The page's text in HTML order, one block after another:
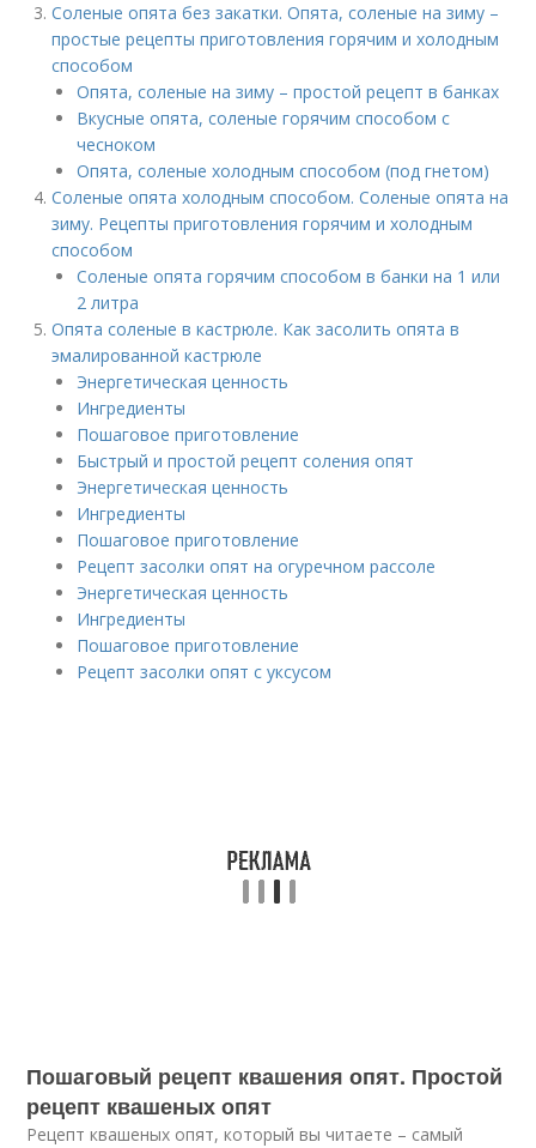
Соленые опята без закатки. Опята, соленые на зиму –
простые рецепты приготовления горячим и холодным
способом
Опята, соленые на зиму – простой рецепт в банках
Вкусные опята, соленые горячим способом с
чесноком
Опята, соленые холодным способом (под гнетом)
Соленые опята холодным способом. Соленые опята на
зиму. Рецепты приготовления горячим и холодным
способом
Соленые опята горячим способом в банки на 1 или
2 литра
Опята соленые в кастрюле. Как засолить опята в
эмалированной кастрюле
Энергетическая ценность
Ингредиенты
Пошаговое приготовление
Быстрый и простой рецепт соления опят
Энергетическая ценность
Ингредиенты
Пошаговое приготовление
Рецепт засолки опят на огуречном рассоле
Энергетическая ценность
Ингредиенты
Пошаговое приготовление
Рецепт засолки опят с уксусом
Пошаговый рецепт квашения опят. Простой
рецепт квашеных опят
Рецепт квашеных опят, который вы читаете – самый